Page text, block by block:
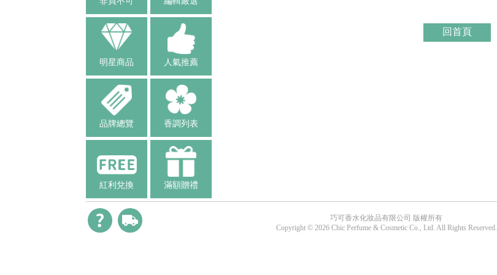
明星商品 人氣推薦
品牌總覽 香調列表
紅利兌換 滿額贈禮
回首頁
巧可香水化妝品有限公司 版權所有
Copyright © 2026 Chic Perfume & Cosmetic Co., Ltd. All Rights Reserved.